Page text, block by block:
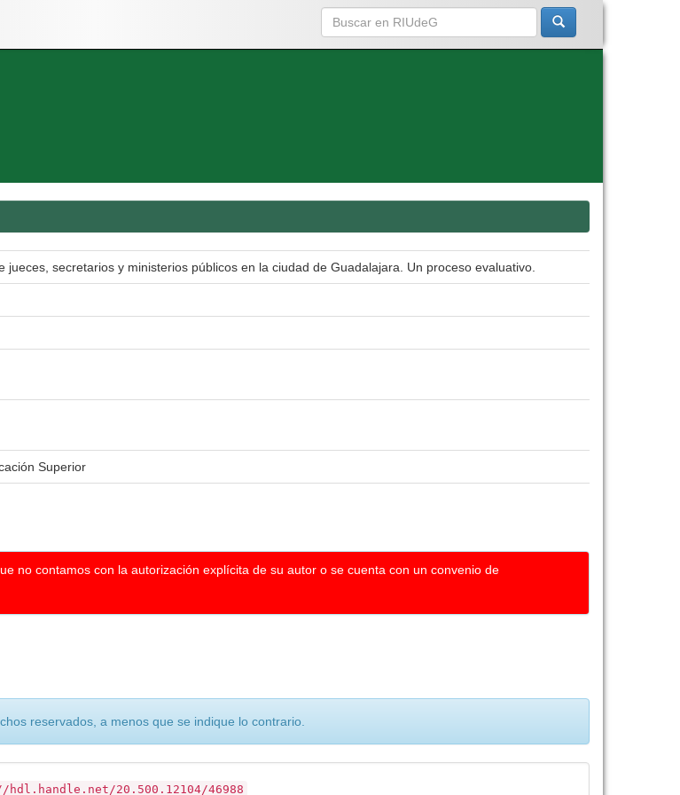
jueces, secretarios y ministerios públicos en la ciudad de Guadalajara. Un proceso evaluativo.
Superior
no contamos con la autorización explícita de su autor o se cuenta con un convenio de
reservados, a menos que se indique lo contrario.
20.500.12104/46988